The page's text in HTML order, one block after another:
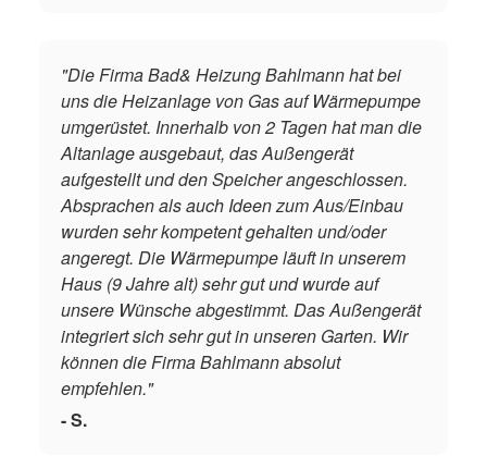
"Die Firma Bad& Heizung Bahlmann hat bei
uns die Heizanlage von Gas auf Wärmepumpe
umgerüstet. Innerhalb von 2 Tagen hat man die
Altanlage ausgebaut, das Außengerät
aufgestellt und den Speicher angeschlossen.
Absprachen als auch Ideen zum Aus/Einbau
wurden sehr kompetent gehalten und/oder
angeregt. Die Wärmepumpe läuft in unserem
Haus (9 Jahre alt) sehr gut und wurde auf
unsere Wünsche abgestimmt. Das Außengerät
integriert sich sehr gut in unseren Garten. Wir
können die Firma Bahlmann absolut
empfehlen."
- S.